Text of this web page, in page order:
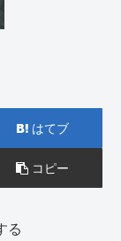
はてブ
コピー
る